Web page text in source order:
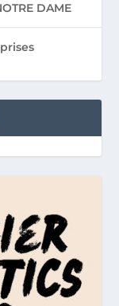
DAME